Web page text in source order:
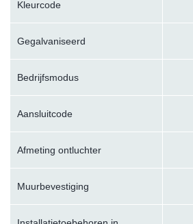
Kleurcode
Gegalvaniseerd
Bedrijfsmodus
Aansluitcode
Afmeting ontluchter
Muurbevestiging